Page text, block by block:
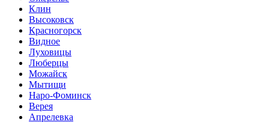
Клин
Высоковск
Красногорск
Видное
Луховицы
Люберцы
Можайск
Мытищи
Наро-Фоминск
Верея
Апрелевка